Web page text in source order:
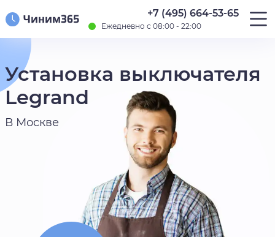
+7 (495) 664-53-65
Ежедневно с 08:00 - 22:00
Установка выключателя
Legrand
В Москве